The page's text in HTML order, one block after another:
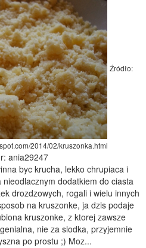
Źródło:
2014/02/kruszonka.html
ania29247
byc krucha, lekko chrupiaca i
dodatkiem do ciasta
drozdzowych, rogali i wielu innych
na kruszonke, ja dzis podaje
kruszonke, z ktorej zawsze
nie za slodka, przyjemnie
po prostu ;) Moz...